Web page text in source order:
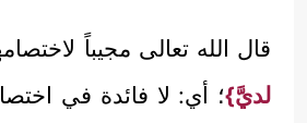
قال الله تعالى مجيباً
لديَّ}؛ أي: لا فائدة في